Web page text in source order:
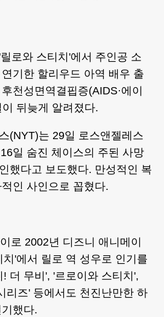
로와 스티치'에서 주인공 소
기한 할리우드 아역 배우 출
천성면역결핍증(AIDS·에이
뒤늦게 알려졌다.
(NYT)는 29일 로스앤젤레스
일 숨진 체이스의 주된 사망
했다고 보도했다. 만성적인 복
인 사인으로 꼽혔다.
로 2002년 디즈니 애니메이
'에서 릴로 역 성우로 인기를
더 무비', '르로이와 스티치',
리즈' 등에서도 천진난만한 하
했다.